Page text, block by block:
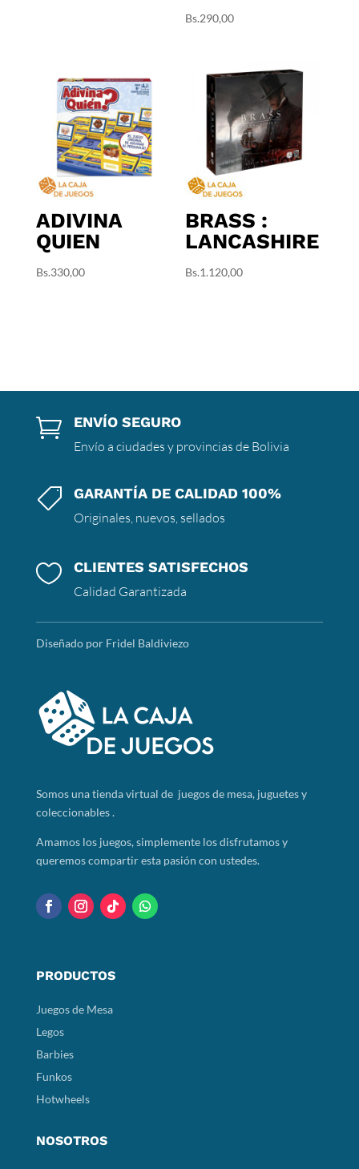
Bs.290,00
ADIVINA
QUIEN
Bs.330,00
BRASS :
LANCASHIRE
Bs.1.120,00
 ENVÍO SEGURO
Envío a ciudades y provincias de Bolivia
 GARANTÍA DE CALIDAD 100%
Originales, nuevos, sellados
 CLIENTES SATISFECHOS
Calidad Garantizada
Diseñado por Fridel Baldiviezo
Somosuna tienda virtual de juegos de mesa, juguetes y
coleccionables .
Amamos los juegos, simplemente los disfrutamos y
queremos compartir esta pasión con ustedes.
PRODUCTOS
Juegos de Mesa
Legos
Barbies
Funkos
Hotwheels
NOSOTROS